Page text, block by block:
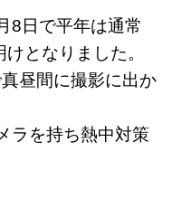
8日で平年は通常
となりました。
昼間に撮影に出か
ラを持ち熱中対策